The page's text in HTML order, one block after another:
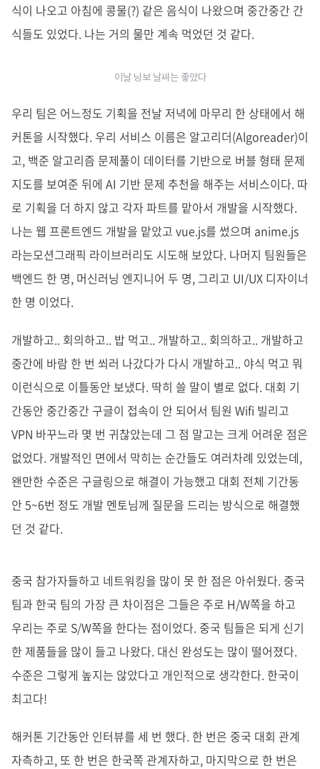
식이 나오고 아침에 콩물(?) 같은 음식이 나왔으며 중간중간 간
식들도 있었다. 나는 거의 물만 계속 먹었던 것 같다.
이날 닝보 날씨는 좋았다
우리 팀은 어느정도 기획을 전날 저녁에 마무리 한 상태에서 해
커톤을 시작했다. 우리 서비스 이름은 알고리더(Algoreader)이
고, 백준 알고리즘 문제풀이 데이터를 기반으로 버블 형태 문제
지도를 보여준 뒤에 AI 기반 문제 추천을 해주는 서비스이다. 따
로 기획을 더 하지 않고 각자 파트를 맡아서 개발을 시작했다.
나는 웹 프론트엔드 개발을 맡았고 vue.js를 썼으며 anime.js
라는모션그래픽 라이브러리도 시도해 보았다. 나머지 팀원들은
백엔드 한 명, 머신러닝 엔지니어 두 명, 그리고 UI/UX 디자이너
한 명 이었다.
개발하고.. 회의하고.. 밥 먹고.. 개발하고.. 회의하고.. 개발하고
중간에 바람 한 번 쐬러 나갔다가 다시 개발하고.. 야식 먹고 뭐
이런식으로 이틀동안 보냈다. 딱히 쓸 말이 별로 없다. 대회 기
간동안 중간중간 구글이 접속이 안 되어서 팀원 Wifi 빌리고
VPN 바꾸느라 몇 번 귀찮았는데 그 점 말고는 크게 어려운 점은
없었다. 개발적인 면에서 막히는 순간들도 여러차례 있었는데,
왠만한 수준은 구글링으로 해결이 가능했고 대회 전체 기간동
안 5~6번 정도 개발 멘토님께 질문을 드리는 방식으로 해결했
던 것 같다.
중국 참가자들하고 네트워킹을 많이 못 한 점은 아쉬웠다. 중국
팀과 한국 팀의 가장 큰 차이점은 그들은 주로 H/W쪽을 하고
우리는 주로 S/W쪽을 한다는 점이었다. 중국 팀들은 되게 신기
한 제품들을 많이 들고 나왔다. 대신 완성도는 많이 떨어졌다.
수준은 그렇게 높지는 않았다고 개인적으로 생각한다. 한국이
최고다!
해커톤 기간동안 인터뷰를 세 번 했다. 한 번은 중국 대회 관계
자측하고, 또 한 번은 한국쪽 관계자하고, 마지막으로 한 번은